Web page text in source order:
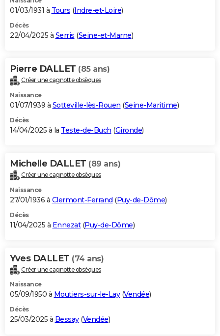
01/03/1931 à Tours (Indre-et-Loire)
Décès
22/04/2025 à Serris (Seine-et-Marne)
Pierre DALLET (85 ans)
Créer une cagnotte obsèques
Naissance
01/07/1939 à Sotteville-lès-Rouen (Seine-Maritime)
Décès
14/04/2025 à la Teste-de-Buch (Gironde)
Michelle DALLET (89 ans)
Créer une cagnotte obsèques
Naissance
27/01/1936 à Clermont-Ferrand (Puy-de-Dôme)
Décès
11/04/2025 à Ennezat(Puy-de-Dôme)
Yves DALLET (74 ans)
Créer une cagnotte obsèques
Naissance
05/09/1950 à Moutiers-sur-le-Lay(Vendée)
Décès
25/03/2025 à Bessay(Vendée)